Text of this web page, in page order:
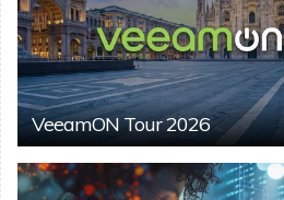
VeeamON Tour 2026